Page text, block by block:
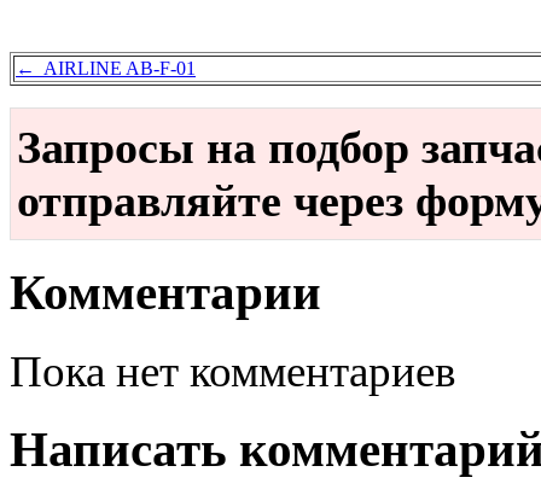
← AIRLINE AB-F-01
Запросы на подбор
отправляйте через
Комментарии
Пока нет комментариев
Написать